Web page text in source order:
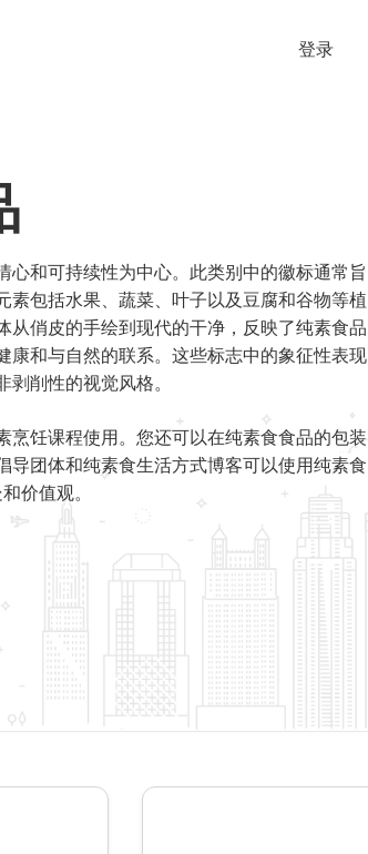
登录
和可持续性为中心。此类别中的徽标通常旨
素包括水果、蔬菜、叶子以及豆腐和谷物等植
从俏皮的手绘到现代的干净，反映了纯素食品
康和与自然的联系。这些标志中的象征性表现
削性的视觉风格。
烹饪课程使用。您还可以在纯素食食品的包装
导团体和纯素食生活方式博客可以使用纯素食
价值观。